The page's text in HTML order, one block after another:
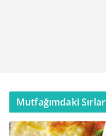
Mutfağımdaki Sırlar